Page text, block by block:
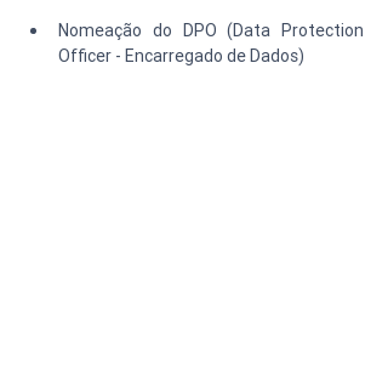
Nomeação do DPO (Data Protection
Officer - Encarregado de Dados)